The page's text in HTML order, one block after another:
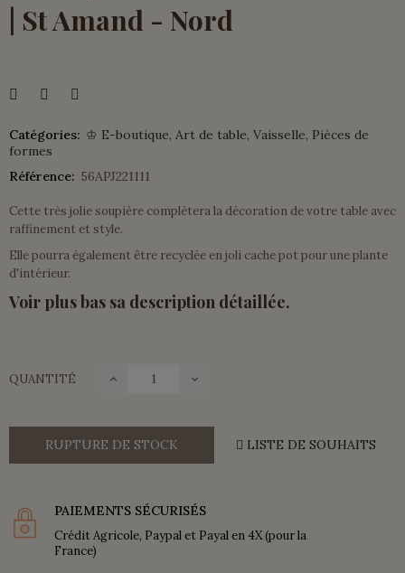
| St Amand - Nord
Catégories: ♔ E-boutique Art de table Vaisselle Pièces de
formes
Référence: 56APJ221111
Cette très jolie soupière complètera la décoration de votre table avec
raffinement et style.
Elle pourra également être recyclée en joli cache pot pour une plante
d'intérieur.
Voir plus bas sa description détaillée.
QUANTITÉ
RUPTURE DE STOCK LISTE DE SOUHAITS
PAIEMENTS SÉCURISÉS
Crédit Agricole, Paypal et Payal en 4X (pour la
France)